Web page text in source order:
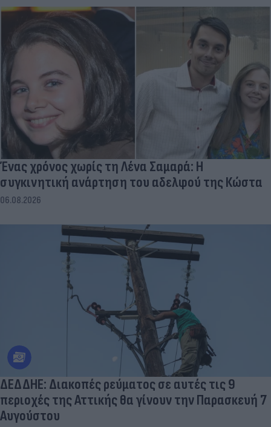
Ένας χρόνος χωρίς τη Λένα Σαμαρά: Η
συγκινητική ανάρτηση του αδελφού της Κώστα
06.08.2026
ΔΕΔΔΗΕ: Διακοπές ρεύματος σε αυτές τις 9
περιοχές της Αττικής θα γίνουν την Παρασκευή 7
Αυγούστου